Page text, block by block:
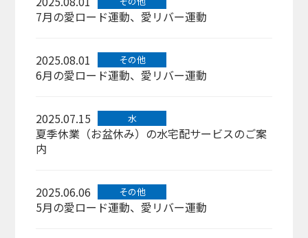
7月の愛ロード運動、愛リバー運動
2025.08.01 その他
6月の愛ロード運動、愛リバー運動
2025.07.15 水
夏季休業（お盆休み）の水宅配サービスのご案
内
2025.06.06 その他
5月の愛ロード運動、愛リバー運動